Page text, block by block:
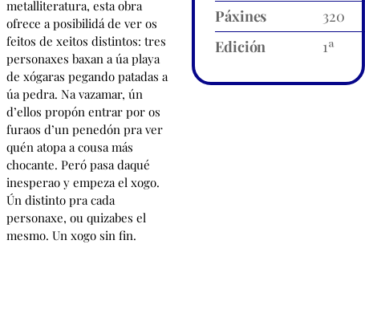
metalliteratura, esta obra
ofrece a posibilidá de ver os
feitos de xeitos distintos: tres
personaxes baxan a úa playa
de xógaras pegando patadas a
úa pedra. Na vazamar, ún
d’ellos propón entrar por os
furaos d’un penedón pra ver
quén atopa a cousa más
chocante. Peró pasa daqué
inesperao y empeza el xogo.
Ún distinto pra cada
personaxe, ou quizabes el
mesmo. Un xogo sin fin.
Páxines
320
Edición
1ª